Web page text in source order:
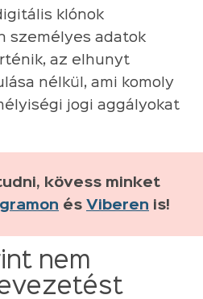
klónok
személyes adatok
az elhunyt
nélkül, ami komoly
jogi aggályokat
kövess minket
és Viberen is!
nem